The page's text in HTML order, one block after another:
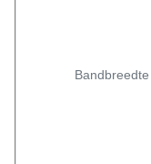
Bandbreedte